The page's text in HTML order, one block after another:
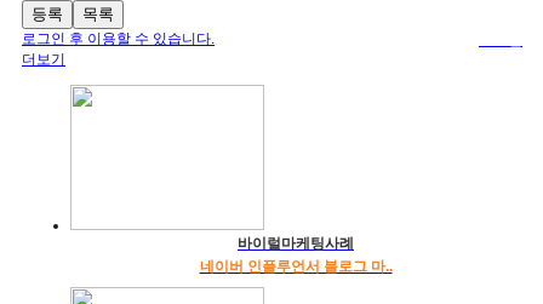
등록 목록
로그인 후 이용할 수 있습니다.
더보기
바이럴마케팅사례
네이버 인플루언서 블로그 마..